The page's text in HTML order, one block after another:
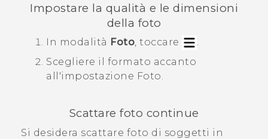
Impostare la qualità e le dimensioni
della foto
In modalità Foto, toccare
.
Scegliere il formato accanto
all'impostazione Foto.
Scattare foto continue
Si desidera scattare foto di soggetti in